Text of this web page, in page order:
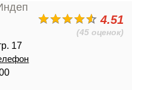
4.51
(45 оценок)
17